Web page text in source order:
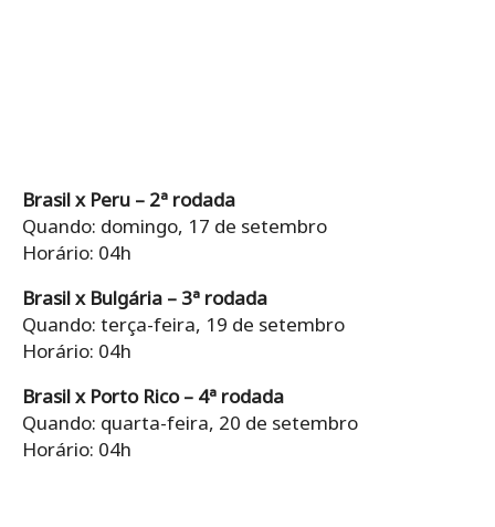
Brasil x Peru – 2ª rodada
Quando: domingo, 17 de setembro
Horário: 04h
Brasil x Bulgária – 3ª rodada
Quando: terça-feira, 19 de setembro
Horário: 04h
Brasil x Porto Rico – 4ª rodada
Quando: quarta-feira, 20 de setembro
Horário: 04h